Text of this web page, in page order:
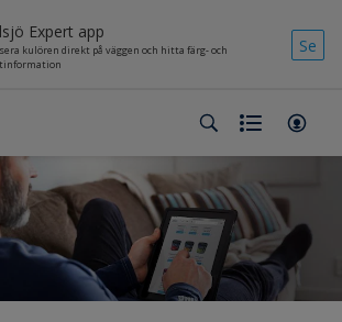
Expert app
kulören direkt på väggen och hitta färg- och
Se